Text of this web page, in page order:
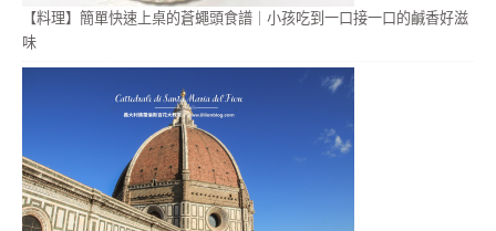
【料理】簡單快速上桌的蒼蠅頭食譜｜小孩吃到一口接一口的鹹香好滋
味